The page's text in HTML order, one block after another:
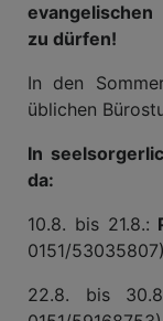
zu dürfen!
In den
üblichen
In
da:
10.8. bis 21.8.:
0151/53035807)
22.8. bis